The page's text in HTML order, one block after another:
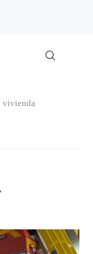
vivienda